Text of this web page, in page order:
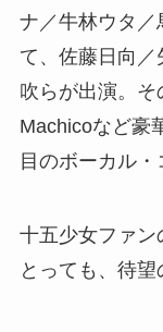
ナ／牛林ウタ／
て、佐藤日向
吹らが出演。そ
Machicoなど豪
目のボーカル・
十五少女ファン
とっても、待望